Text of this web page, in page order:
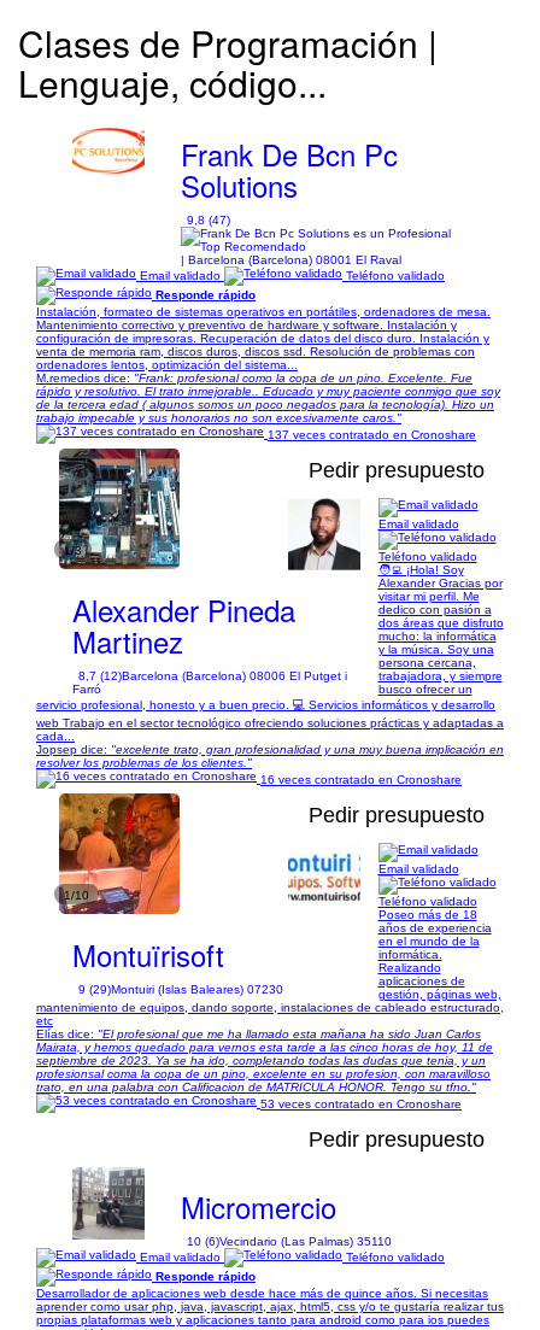
Clases de Programación |
Lenguaje, código...
Frank De Bcn Pc
Solutions
9,8 (47)
| Barcelona (Barcelona) 08001 El Raval
Email validado
Teléfono validado
Responde rápido
Instalación, formateo de sistemas operativos en portátiles, ordenadores de mesa.
Mantenimiento correctivo y preventivo de hardware y software. Instalación y
configuración de impresoras. Recuperación de datos del disco duro. Instalación y
venta de memoria ram, discos duros, discos ssd. Resolución de problemas con
ordenadores lentos, optimización del sistema...
M.remedios dice: "Frank: profesional como la copa de un pino. Excelente. Fue
rápido y resolutivo. El trato inmejorable.. Educado y muy paciente conmigo que soy
de la tercera edad ( algunos somos un poco negados para la tecnología). Hizo un
trabajo impecable y sus honorarios no son excesivamente caros."
137 veces contratado en Cronoshare
1/3
Pedir presupuesto
Alexander Pineda
Martinez
8,7 (12)Barcelona (Barcelona) 08006 El Putget i
Farró
Email validado
Teléfono validado
🧑‍💻 ¡Hola! Soy
Alexander Gracias por
visitar mi perfil. Me
dedico con pasión a
dos áreas que disfruto
mucho: la informática
y la música. Soy una
persona cercana,
trabajadora, y siempre
busco ofrecer un
servicio profesional, honesto y a buen precio. 💻 Servicios informáticos y desarrollo
web Trabajo en el sector tecnológico ofreciendo soluciones prácticas y adaptadas a
cada...
Jopsep dice: "excelente trato, gran profesionalidad y una muy buena implicación en
resolver los problemas de los clientes."
16 veces contratado en Cronoshare
1/10
Pedir presupuesto
Montuïrisoft
9 (29)Montuiri (Islas Baleares) 07230
Email validado
Teléfono validado
Poseo más de 18
años de experiencia
en el mundo de la
informática.
Realizando
aplicaciones de
gestión, páginas web,
mantenimiento de equipos, dando soporte, instalaciones de cableado estructurado,
etc
Elías dice: "El profesional que me ha llamado esta mañana ha sido Juan Carlos
Mairata, y hemos quedado para vernos esta tarde a las cinco horas de hoy, 11 de
septiembre de 2023. Ya se ha ido, completando todas las dudas que tenia, y un
profesionsal coma la copa de un pino, excelente en su profesion, con maravilloso
trato, en una palabra con Calificacion de MATRICULA HONOR. Tengo su tfno."
53 veces contratado en Cronoshare
Pedir presupuesto
Micromercio
10 (6)Vecindario (Las Palmas) 35110
Email validado
Teléfono validado
Responde rápido
Desarrollador de aplicaciones web desde hace más de quince años. Si necesitas
aprender como usar php, java, javascript, ajax, html5, css y/o te gustaría realizar tus
propias plataformas web y aplicaciones tanto para android como para ios puedes